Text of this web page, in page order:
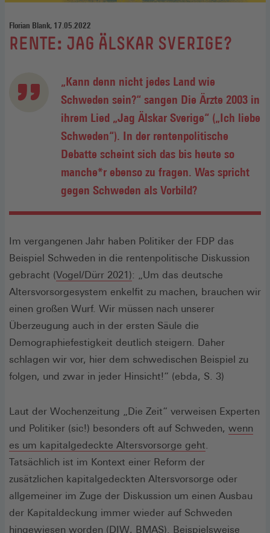
Florian Blank, 17.05.2022
:
RENTE: JAG ÄLSKAR SVERIGE?
„Kann denn nicht jedes Land wie
Schweden sein?“ sangen Die Ärzte 2003 in
ihrem Lied „Jag Älskar Sverige“ („Ich liebe
Schweden“). In der rentenpolitische
Debatte scheint sich das bis heute so
manche*r ebenso zu fragen. Was spricht
gegen Schweden als Vorbild?
Im vergangenen Jahr haben Politiker der FDP das
Beispiel Schweden in die rentenpolitische Diskussion
gebracht (Vogel/Dürr 2021)(Öffnet
in
einem
neuen
Fenster)
: „Um das deutsche
Altersvorsorgesystem enkelfit zu machen, brauchen wir
einen großen Wurf. Wir müssen nach unserer
Überzeugung auch in der ersten Säule die
Demographiefestigkeit deutlich steigern. Daher
schlagen wir vor, hier dem schwedischen Beispiel zu
folgen, und zwar in jeder Hinsicht!“ (ebda, S. 3)
Laut der Wochenzeitung „Die Zeit“ verweisen Experten
und Politiker (sic!) besonders oft auf Schweden, wenn
es um kapitalgedeckte Altersvorsorge geht
einem
neuen
Fenster)
Tatsächlich ist im Kontext einer Reform der
zusätzlichen kapitalgedeckten Altersvorsorge oder
allgemeiner im Zuge der Diskussion um einen Ausbau
der Kapitaldeckung immer wieder auf Schweden
hingewiesen worden (DIW(Öffnet
, BMAS(Öffnet
). Beispielsweise